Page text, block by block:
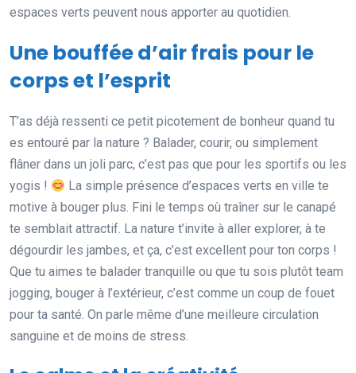
espaces verts peuvent nous apporter au quotidien.
Une bouffée d’air frais pour le
corps et l’esprit
T’as déjà ressenti ce petit picotement de bonheur quand tu
es entouré par la nature ? Balader, courir, ou simplement
flâner dans un joli parc, c’est pas que pour les sportifs ou les
yogis !
La simple présence d’espaces verts en ville te
motive à bouger plus. Fini le temps où traîner sur le canapé
te semblait attractif. La nature t’invite à aller explorer, à te
dégourdir les jambes, et ça, c’est excellent pour ton corps !
Que tu aimes te balader tranquille ou que tu sois plutôt team
jogging, bouger à l’extérieur, c’est comme un coup de fouet
pour ta santé. On parle même d’une meilleure circulation
sanguine et de moins de stress.